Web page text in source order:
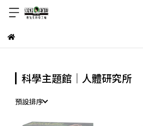
科學主題館｜人體研究所
預設排序